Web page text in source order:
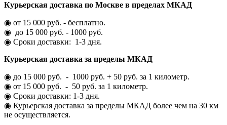
Курьерская доставка по Москве в пределах МКАД
◉ от 15 000 руб. - бесплатно.
◉ до 15 000 руб. - 1000 руб.
◉ Сроки доставки: 1-3 дня.
Курьерская доставка за пределы МКАД
◉ до 15 000 руб. - 1000 руб. + 50 руб. за 1 километр.
◉ от 15 000 руб. - 50 руб. за 1 километр.
◉ Сроки доставки: 1-3 дня.
◉ Курьерская доставка за пределы МКАД более чем на 30 км
не осуществляется.